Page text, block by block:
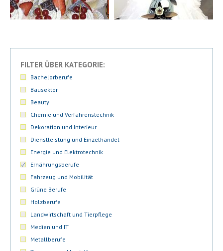
FILTER ÜBER KATEGORIE:
Bachelorberufe
Bausektor
Beauty
Chemie und Verfahrenstechnik
Dekoration und Interieur
Dienstleistung und Einzelhandel
Energie und Elektrotechnik
Ernährungsberufe
Fahrzeug und Mobilität
Grüne Berufe
Holzberufe
Landwirtschaft und Tierpflege
Medien und IT
Metallberufe